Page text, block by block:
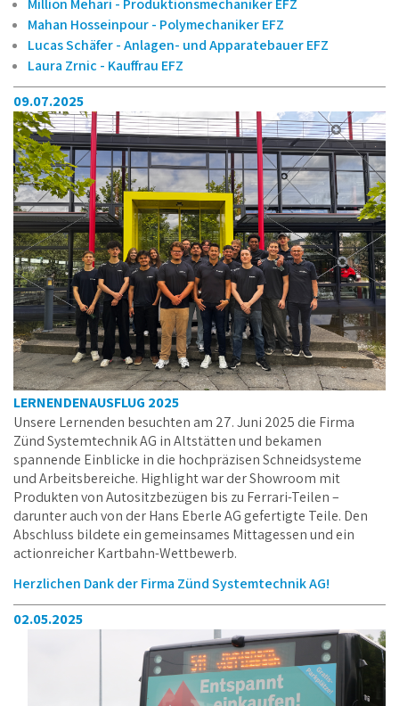
Maria Contaldo - Produktionsmechanikerin EFZ
Million Mehari - Produktionsmechaniker EFZ
Mahan Hosseinpour - Polymechaniker EFZ
Laura Zrnic - Kauffrau EFZ
09.07.2025
LERNENDENAUSFLUG 2025
Unsere Lernenden besuchten am 27. Juni 2025 die Firma
Zünd Systemtechnik AG in Altstätten und bekamen
spannende Einblicke in die hochpräzisen Schneidsysteme
und Arbeitsbereiche. Highlight war der Showroom mit
Produkten von Autositzbezügen bis zu Ferrari-Teilen –
darunter auch von der Hans Eberle AG gefertigte Teile. Den
actionreicher Kartbahn-Wettbewerb.
Herzlichen Dank der Firma Zünd Systemtechnik AG!